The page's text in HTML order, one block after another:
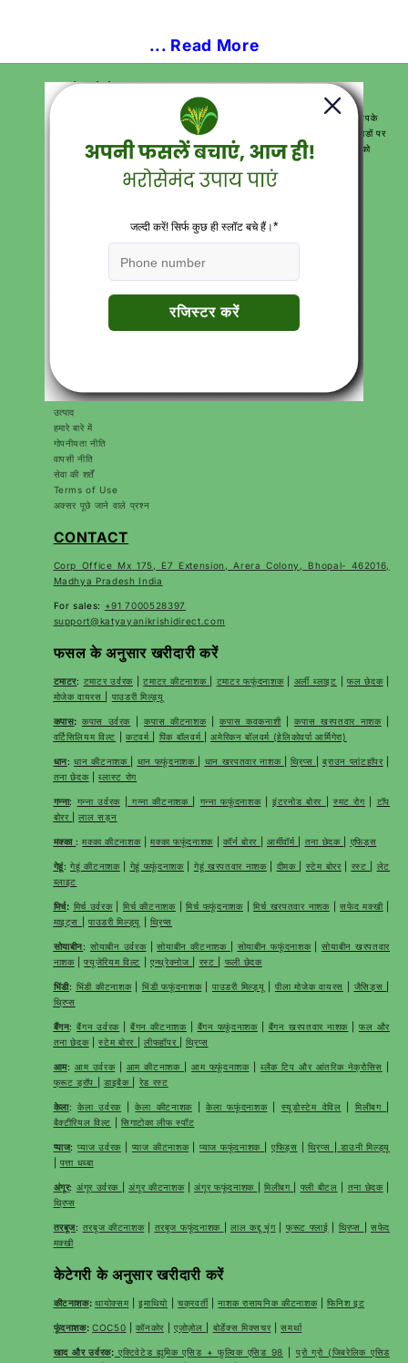
... Read More
हमारे बारे में
हम आपकी खेती और बागवानी की सभी जरूरतों के लिए 100 से अधिक उत्पादों के साथ आपके
लिए वन-स्टॉप समाधान हैं और सर्वोत्तम परिणाम देते हैं। हम भारत के सभी प्रमुख पिन कोडों पर
पूरी तरह से मुफ्त डिलीवरी के साथ उत्पाद पहुंचाते हैं। हमारे विशेषज्ञ कृषि सलाहकार आपको
Download Katyayani krishi Direct App
करियर
संपर्क
उत्पाद
हमारे बारे में
गोपनीयता नीति
वापसी नीति
सेवा की शर्तें
Terms of Use
अक्सर पूछे जाने वाले प्रश्न
CONTACT
Corp Office Mx 175, E7 Extension, Arera Colony, Bhopal- 462016,
Madhya Pradesh India
For sales: +91 7000528397
support@katyayanikrishidirect.com
फसल के अनुसार खरीदारी करें
टमाटर: टमाटर उर्वरक|टमाटर कीटनाशक टमाटर फफूंदनाशक| अर्ली ब्लाइट |फल छेदक|
मोजेक वायरस
पाउडरी मिल्ड्यू
कपास: कपास उर्वरक |कपास कीटनाशक|कपास कवकनाशी|कपास खरपतवार नाशक|
वर्टिसिलियम विल्ट |कटवर्म पिंक बॉलवर्म |अमेरिकन बॉलवर्म (हेलिकोवर्पा आर्मिगेरा)
धान:धान कीटनाशक धान फफूंदनाशक धान खरपतवार नाशक |थ्रिप्स |ब्राउन प्लांटहॉपर|
तना छेदक|ब्लास्ट रोग
गन्ना: गन्ना उर्वरक गन्ना कीटनाशक गन्ना फफूंदनाशक|इंटरनोड बोरर स्मट रोग| टॉप
बोरर
|लाल सड़न
मक्का :मक्का कीटनाशक|मक्का फफूंदनाशक |कॉर्न बोरर आर्मीवॉर्म तना छेदक एफिड्स
गेहूं:गेहूं कीटनाशक| गेहूं फफूंदनाशक| गेहूं खरपतवार नाशक| दीमक स्टेम बोरर| रस्ट
लेट
ब्लाइट
मिर्च: मिर्च उर्वरक|मिर्च कीटनाशक|मिर्च फफूंदनाशक|मिर्च खरपतवार नाशक|सफेद मक्खी|
माइट्स
|पाउडरी मिल्ड्यू |थ्रिप्स
सोयाबीन: सोयाबीन उर्वरक|सोयाबीन कीटनाशक सोयाबीन फफूंदनाशक|सोयाबीन खरपतवार
नाशक|फ्यूजेरियम विल्ट |एन्थ्रेक्नोज रस्ट फली छेदक
भिंडी: भिंडी कीटनाशक| भिंडी फफूंदनाशक| पाउडरी मिल्ड्यू पीला मोजेक वायरस जैसिड्स
थ्रिप्स
बैंगन:बैंगन उर्वरक |बैंगन कीटनाशक| बैंगन फफूंदनाशक| बैंगन खरपतवार नाशक |फल और
तना छेदक|स्टेम बोरर |लीफहॉपर |थ्रिप्स
आम: आम उर्वरक| आम कीटनाशक आम फफूंदनाशक| ब्लैक टिप और आंतरिक नेक्रोसिस
फ्रूट ड्रॉप
|डाइबैक रेड रस्ट
केला:केला उर्वरक |केला कीटनाशक|केला फफूंदनाशक| स्यूडोस्टेम वेविल मिलीबग
बैक्टीरियल विल्ट |सिगाटोका लीफ स्पॉट
प्याज:प्याज उर्वरक| प्याज कीटनाशक|प्याज फफूंदनाशक एफिड्स |थ्रिप्स
डाउनी मिल्ड्यू
पत्ता धब्बा
अंगूर: अंगूर उर्वरक |अंगूर कीटनाशक|अंगूर फफूंदनाशक मिलीबग फ्ली बीटल तना छेदक|
थ्रिप्स
तरबूज: तरबूज कीटनाशक| तरबूज फफूंदनाशक |लाल कद्दू भृंग| फ्रूट फ्लाई थ्रिप्स |सफेद
मक्खी
केटेगरी के अनुसार खरीदारी करें
कीटनाशक:थायोक्सम|इमाथियो |चक्रवर्ती|नाशक रासायनिक कीटनाशक|फिनिश इट
फूंदनाशक:COC50 |कॉनकोर |एज़ोज़ोल बोर्डेक्स मिक्सचर|समर्था
खाद और उर्वरक: एक्टिवेटेड ह्यूमिक एसिड + फुल्विक एसिड 98
प्रो ग्रो (जिबरेलिक एसिड